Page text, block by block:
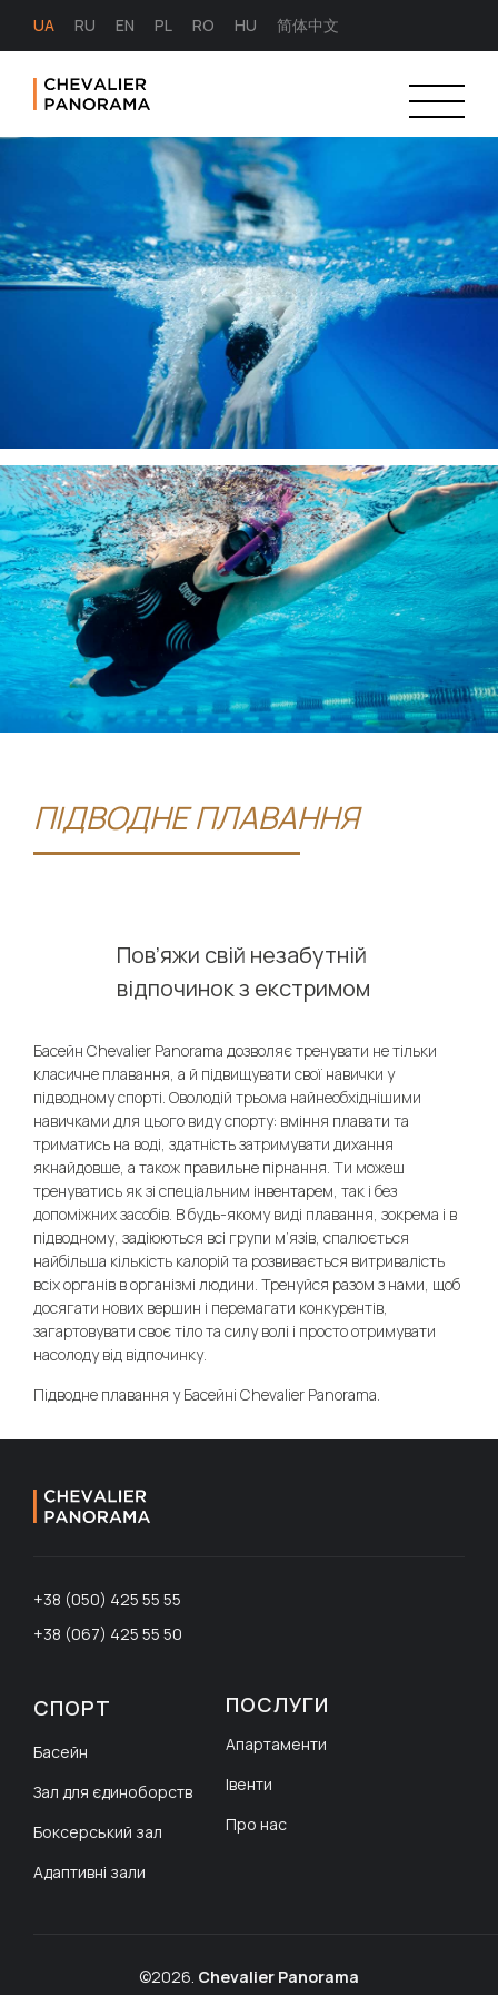
UA RU EN PL RO HU 简体中文
ПІДВОДНЕ ПЛАВАННЯ
Пов’яжи свій незабутній
відпочинок з екстримом
Басейн Chevalier Panorama дозволяє тренувати не тільки
класичне плавання, а й підвищувати свої навички у
підводному спорті. Оволодій трьома найнеобхіднішими
навичками для цього виду спорту: вміння плавати та
триматись на воді, здатність затримувати дихання
якнайдовше, а також правильне пірнання. Ти можеш
тренуватись як зі спеціальним інвентарем, так і без
допоміжних засобів. В будь-якому виді плавання, зокрема і в
підводному, задіюються всі групи м‘язів, спалюється
найбільша кількість калорій та розвивається витривалість
всіх органів в організмі людини. Тренуйся разом з нами, щоб
досягати нових вершин і перемагати конкурентів,
загартовувати своє тіло та силу волі і просто отримувати
насолоду від відпочинку.
Підводне плавання у Басейні Chevalier Panorama.
+38 (050) 425 55 55
+38 (067) 425 55 50
СПОРТ
Басейн
Зал для єдиноборств
Боксерський зал
Адаптивні зали
ПОСЛУГИ
Апартаменти
Івенти
Про нас
©2026. Chevalier Panorama